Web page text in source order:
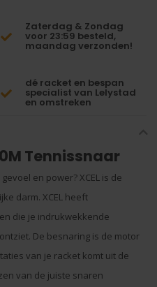
Zaterdag & Zondag
voor 23:59 besteld,
maandag verzonden!
dé racket en bespan
specialist van Lelystad
en omstreken
Tennissnaar
en power? XCEL is de
darm. XCEL heeft
die je indrukwekkende
De besnaring is de motor
van je racket komt uit de
van de juiste snaren